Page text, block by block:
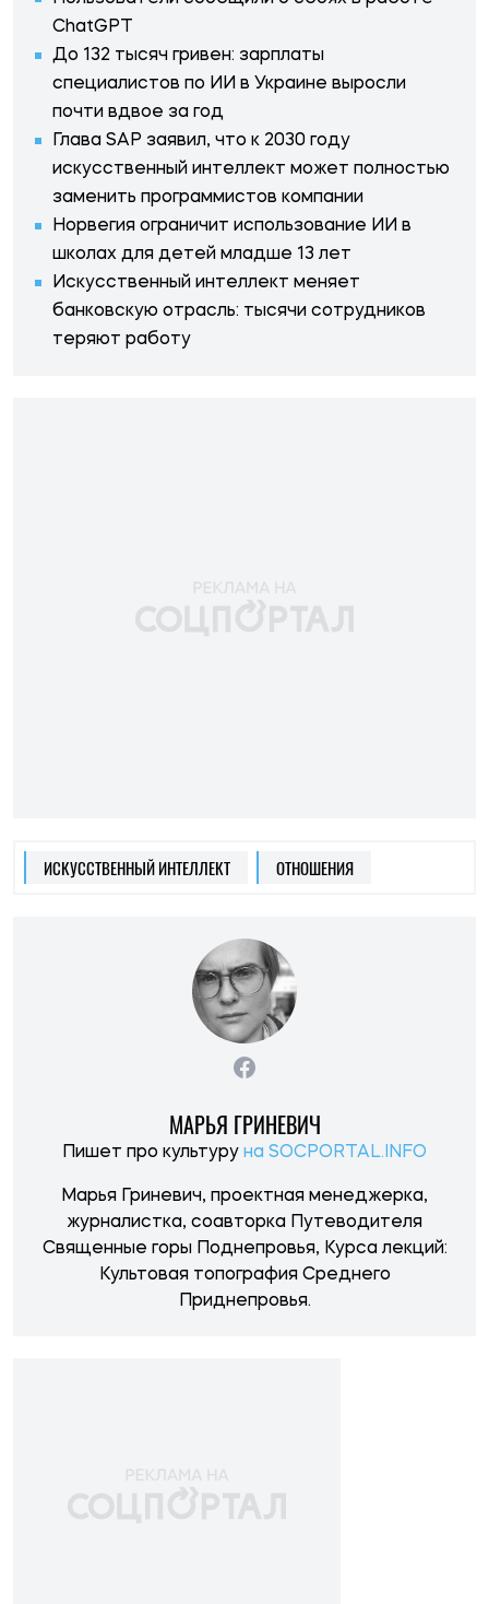
ChatGPT
До 132 тысяч гривен: зарплаты
специалистов по ИИ в Украине выросли
почти вдвое за год
Глава SAP заявил, что к 2030 году
искусственный интеллект может полностью
заменить программистов компании
Норвегия ограничит использование ИИ в
школах для детей младше 13 лет
Искусственный интеллект меняет
банковскую отрасль: тысячи сотрудников
теряют работу